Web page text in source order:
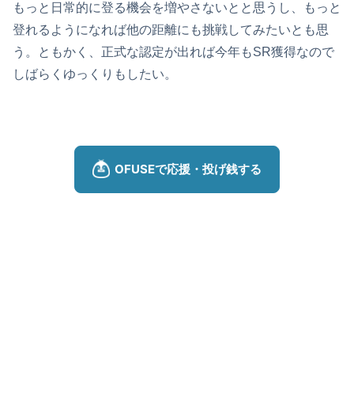
もっと日常的に登る機会を増やさないとと思うし、もっと
登れるようになれば他の距離にも挑戦してみたいとも思
う。ともかく、正式な認定が出れば今年もSR獲得なので
しばらくゆっくりもしたい。